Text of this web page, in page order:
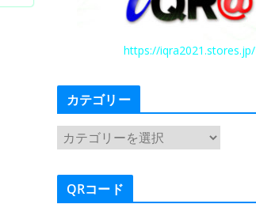
https://iqra2021.stores.jp/
カテゴリー
カ
ゴ
QRコード